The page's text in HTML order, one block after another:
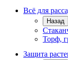
Всё для
Назад
Торф,
Защита